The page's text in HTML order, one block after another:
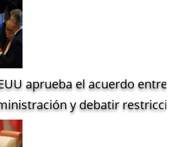
aprueba el acuerdo entre
y debatir